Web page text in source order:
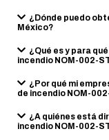
¿Dónde puedo
México?
¿Qué es y para
incendio NOM-002-
¿Por qué mi
de incendio NOM-
¿A quiénes está
incendio NOM-002-